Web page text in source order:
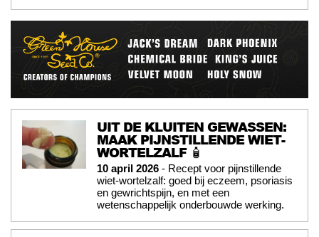
UIT DE KLUITEN GEWASSEN:
MAAK PIJNSTILLENDE WIET-
WORTELZALF 🧴
10 april 2026 - Recept voor pijnstillende
wiet-wortelzalf: goed bij eczeem, psoriasis
en gewrichtspijn, en met een
wetenschappelijk onderbouwde werking.